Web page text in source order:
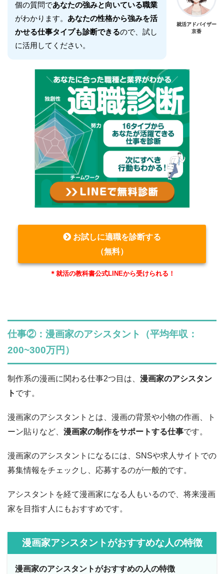
個の質問であなたの強みと向いている職業
がわかります。 あなたの性格から強みを活
かせる仕事タイプも診断できるので、試し
に活用してください。
就活アドバイザー
京香
お試しに適職を診断する
（無料）
＊就活の教科書公式LINEから受けられる！
仕事②：漫画家のアシスタント（平均年収：
200~300万円）
制作系の漫画に関わる仕事2つ目は、 漫画家のアシスタン
ト です。
漫画家のアシスタントとは、漫画の背景や小物の作画、ト
ーン貼りなど、 漫画家の制作をサポートする仕事です。
漫画家のアシスタントになるには、SNSや求人サイトでの
募集情報をチェックし、応募するのが一般的です。
アシスタントを経て漫画家になる人もいるので、将来漫画
家を目指す人にもおすすめです。
漫画家アシスタントがおすすめな人の特徴
漫画家のアシスタントがおすすめの人の特徴